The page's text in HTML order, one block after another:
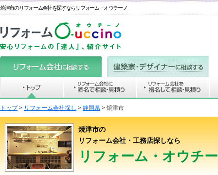
焼津市のリフォーム会社を探すならリフォーム・オウチーノ
トップ> リフォーム会社探し > 静岡県 > 焼津市
焼津市の
リフォーム会社・工務店探しなら
リフォーム・オウチ